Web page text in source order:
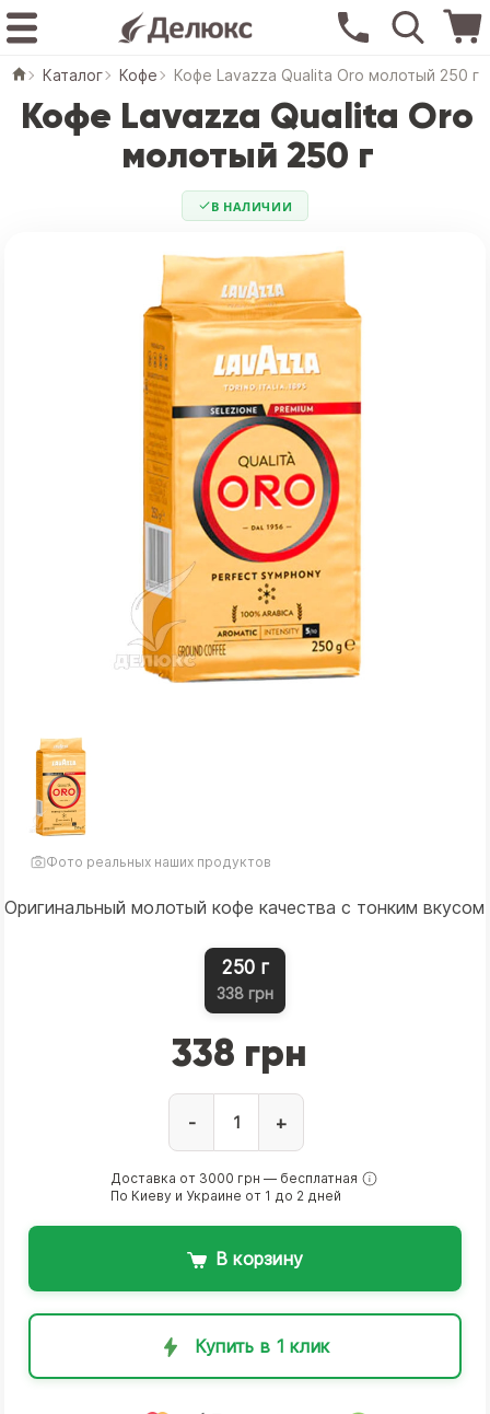
Каталог Кофе Кофе Lavazza Qualita Oro молотый 250 г
Кофе Lavazza Qualita Oro
молотый 250 г
В НАЛИЧИИ
Фото реальных наших продуктов
Оригинальный молотый кофе качества с тонким вкусом
250 г
338 грн
338 грн
- +
Доставка от 3000 грн — бесплатная
По Киеву и Украине от 1 до 2 дней
В корзину
Купить в 1 клик